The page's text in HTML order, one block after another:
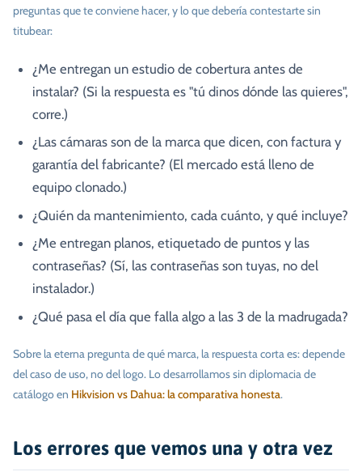
preguntas que te conviene hacer, y lo que debería contestarte sin
titubear:
¿Me entregan un estudio de cobertura antes de
instalar? (Si la respuesta es "tú dinos dónde las quieres",
corre.)
¿Las cámaras son de la marca que dicen, con factura y
garantía del fabricante? (El mercado está lleno de
equipo clonado.)
¿Quién da mantenimiento, cada cuánto, y qué incluye?
¿Me entregan planos, etiquetado de puntos y las
contraseñas? (Sí, las contraseñas son tuyas, no del
instalador.)
¿Qué pasa el día que falla algo a las 3 de la madrugada?
Sobre la eterna pregunta de qué marca, la respuesta corta es: depende
del caso de uso, no del logo. Lo desarrollamos sin diplomacia de
catálogo en Hikvision vs Dahua: la comparativa honesta.
Los errores que vemos una y otra vez